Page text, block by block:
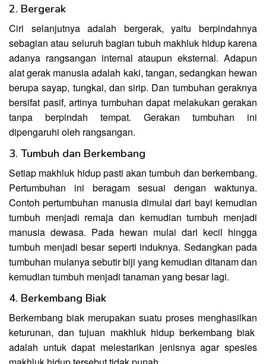
2. Bergerak
Ciri selanjutnya adalah bergerak, yaitu berpindahnya
sebagian atau seluruh bagian tubuh makhluk hidup karena
adanya rangsangan internal ataupun eksternal. Adapun
alat gerak manusia adalah kaki, tangan, sedangkan hewan
berupa sayap, tungkai, dan sirip. Dan tumbuhan geraknya
bersifat pasif, artinya tumbuhan dapat melakukan gerakan
tanpa berpindah tempat. Gerakan tumbuhan ini
dipengaruhi oleh rangsangan.
3. Tumbuh dan Berkembang
Setiap makhluk hidup pasti akan tumbuh dan berkembang.
Pertumbuhan ini beragam sesuai dengan waktunya.
Contoh pertumbuhan manusia dimulai dari bayi kemudian
tumbuh menjadi remaja dan kemudian tumbuh menjadi
manusia dewasa. Pada hewan mulai dari kecil hingga
tumbuh menjadi besar seperti induknya. Sedangkan pada
tumbuhan mulanya sebutir biji yang kemudian ditanam dan
kemudian tumbuh menjadi tanaman yang besar lagi.
4. Berkembang Biak
Berkembang biak merupakan suatu proses menghasilkan
keturunan, dan tujuan makhluk hidup berkembang biak
adalah untuk dapat melestarikan jenisnya agar spesies